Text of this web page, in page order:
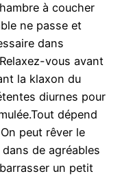
à coucher
ne passe et
dans
vous avant
la klaxon du
diurnes pour
dépend
peut rêver le
de agréables
un petit